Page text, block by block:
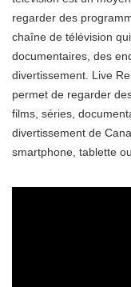
regarder des
chaîne de télévision
documentaires, des
divertissement. Live
permet de regarder
films, séries,
divertissement de
smartphone, tablette